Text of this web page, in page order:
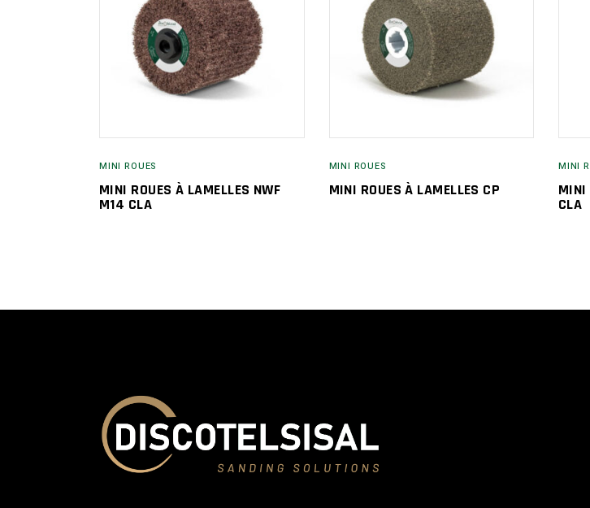
MINI ROUES
MINI ROUES À LAMELLES NWF
M14 CLA
MINI ROUES
MINI ROUES À LAMELLES CP
MINI
MINI
CLA